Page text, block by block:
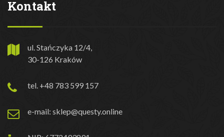
Kontakt
ul. Stańczyka 12/4,
30-126 Kraków
tel. +48 783 599 157
e-mail: sklep@questy.online